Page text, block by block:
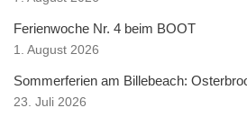
Ferienwoche Nr. 4 beim BOOT
1. August 2026
Sommerferien am Billebeach:
23. Juli 2026